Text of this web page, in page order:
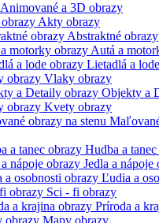
Animované a 3D obrazy
Akty obrazy
Abstraktné obrazy
Autá a
Lietadlá a
Vlaky obrazy
Objekty a
Kvety obrazy
Hudba a
Jedla a nápoje
Ľudia a
Sci - fi obrazy
Príroda a
Mapy obrazy